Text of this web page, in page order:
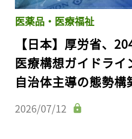
医薬品・医療福祉
【日本】厚労省、
医療構想ガイドライ
自治体主導の態勢構
2026/07/12